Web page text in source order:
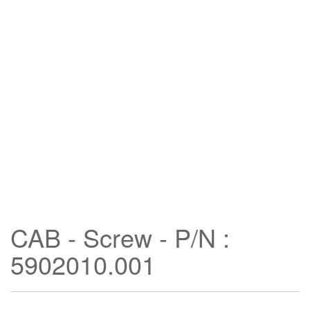
CAB - Screw - P/N :
5902010.001